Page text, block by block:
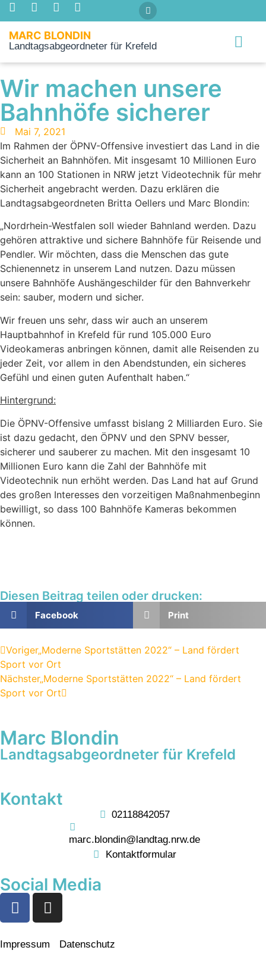
MARC BLONDIN
Landtagsabgeordneter für Krefeld
Wir machen unsere
Bahnhöfe sicherer
Mai 7, 2021
Im Rahmen der ÖPNV-Offensive investiert das Land in die
Sicherheit an Bahnhöfen. Mit insgesamt 10 Millionen Euro
kann an 100 Stationen in NRW jetzt Videotechnik für mehr
Sicherheit angebracht werden. Dazu erklären die
Landtagsabgeordneten Britta Oellers und Marc Blondin:
„Nordrhein-Westfalen soll wieder Bahnland werden. Dazu
gehören attraktive und sichere Bahnhöfe für Reisende und
Pendler. Wir möchten, dass die Menschen das gute
Schienennetz in unserem Land nutzen. Dazu müssen
unsere Bahnhöfe Aushängeschilder für den Bahnverkehr
sein: sauber, modern und sicher.
Wir freuen uns sehr, dass wir auch an unserem
Hauptbahnhof in Krefeld für rund 105.000 Euro
Videokameras anbringen können, damit alle Reisenden zu
jeder Zeit, vor allem in den Abendstunden, ein sicheres
Gefühl und einen guten Aufenthalt haben.“
Hintergrund:
Die ÖPNV-Offensive umfasst bislang 2 Milliarden Euro. Sie
ist dazu gedacht, den ÖPNV und den SPNV besser,
sicherer und sauberer zu machen. Mit den insgesamt 10
Millionen Euro kann die Zahl der Bahnhöfe mit
Videotechnik nun erhöht werden. Das Land hat auf Grund
des großen Interesses den vorzeitigen Maßnahmenbeginn
bewilligt, so dass 100 Bahnhöfe Kameras bekommen
können.
Diesen Beitrag teilen oder drucken:
Facebook Print
Voriger„Moderne Sportstätten 2022“ – Land fördert
Sport vor Ort
Nächster„Moderne Sportstätten 2022“ – Land fördert
Sport vor Ort
Marc Blondin
Landtagsabgeordneter für Krefeld
Kontakt
02118842057
marc.blondin@landtag.nrw.de
Kontaktformular
Social Media
Impressum Datenschutz